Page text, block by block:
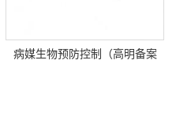
病媒生物预防控制（高明备案